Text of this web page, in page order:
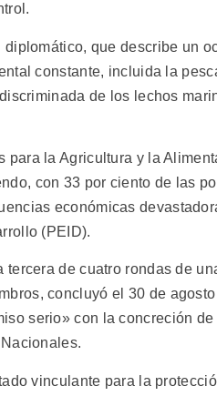
que describe un
constante, incluida la
de los lechos
para la Agricultura y la
con 33 por ciento de las
económicas
(PEID).
de cuatro rondas de
concluyó el 30 de
serio» con la concreción
vinculante para la